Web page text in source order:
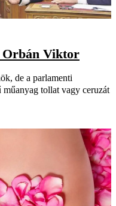
Orbán Viktor
de a parlamenti
tollat vagy ceruzát